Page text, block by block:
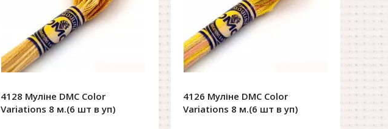
4128 Муліне DMC Color
Variations 8 м.(6 шт в уп)
4126 Муліне DMC Color
Variations 8 м.(6 шт в уп)